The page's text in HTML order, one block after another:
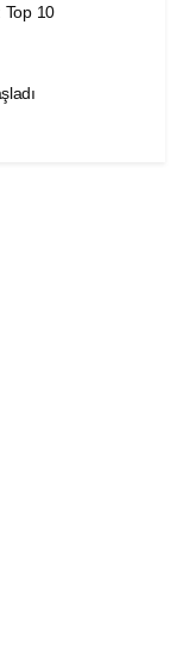
Top 10